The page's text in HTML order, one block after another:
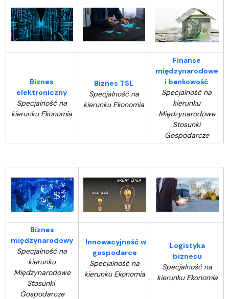
Biznes
elektroniczny
Specjalność na
kierunku Ekonomia
Biznes TSL
Specjalność na
kierunku Ekonomia
Finanse
międzynarodowe
i bankowość
Specjalność na
kierunku
Międzynarodowe
Stosunki
Gospodarcze
Biznes
międzynarodowy
Specjalność na
kierunku
Międzynarodowe
Stosunki
Gospodarcze
Innowacyjność w
gospodarce
Specjalność na
kierunku Ekonomia
Logistyka
biznesu
Specjalność na
kierunku Ekonomia